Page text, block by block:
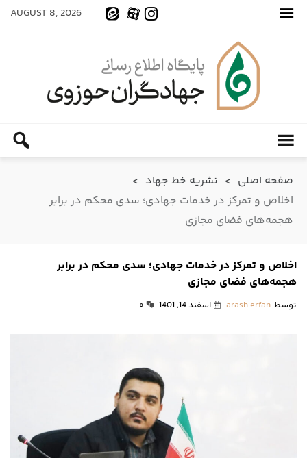
AUGUST 8, 2026
صفحه اصلی > نشریه خط جهاد >
اخلاص و تمرکز در خدمات جهادی؛ سدی محکم در برابر
هجمه‌های فضای مجازی
اخلاص و تمرکز در خدمات جهادی؛ سدی محکم در برابر
هجمه‌های فضای مجازی
توسط arash erfan اسفند 14, 1401 ۰